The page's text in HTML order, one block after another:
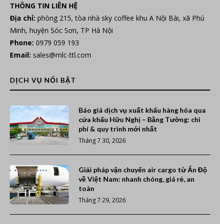
THÔNG TIN LIÊN HỆ
Địa chỉ: phòng 215, tòa nhà sky coffee khu A Nội Bài, xã Phú
Minh, huyện Sóc Sơn, TP Hà Nội
Phone: 0979 059 193
Email: sales@mlc-ttl.com
DỊCH VỤ NỔI BẬT
Báo giá dịch vụ xuất khẩu hàng hóa qua
cửa khẩu Hữu Nghị – Bằng Tường: chi
phí & quy trình mới nhất
Tháng 7 30, 2026
Giải pháp vận chuyển air cargo từ Ấn Độ
về Việt Nam: nhanh chóng, giá rẻ, an
toàn
Tháng 7 29, 2026